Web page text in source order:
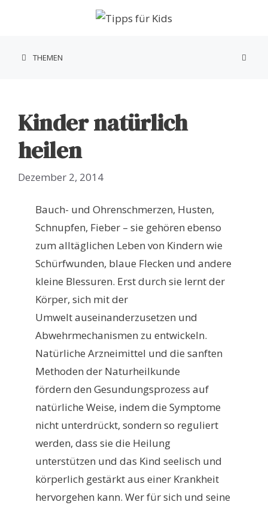
THEMEN
Kinder natürlich
heilen
Dezember 2, 2014
Bauch- und Ohrenschmerzen, Husten,
Schnupfen, Fieber – sie gehören ebenso
zum alltäglichen Leben von Kindern wie
Schürfwunden, blaue Flecken und andere
kleine Blessuren. Erst durch sie lernt der
Körper, sich mit der
Umwelt auseinanderzusetzen und
Abwehrmechanismen zu entwickeln.
Natürliche Arzneimittel und die sanften
Methoden der Naturheilkunde
fördern den Gesundungsprozess auf
natürliche Weise, indem die Symptome
nicht unterdrückt, sondern so reguliert
werden, dass sie die Heilung
unterstützen und das Kind seelisch und
körperlich gestärkt aus einer Krankheit
hervorgehen kann. Wer für sich und seine